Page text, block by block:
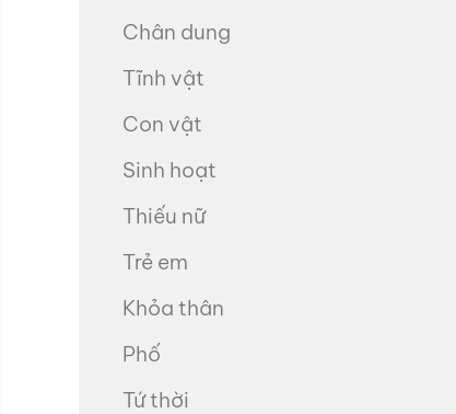
Chân dung
Tĩnh vật
Con vật
Sinh hoạt
Thiếu nữ
Trẻ em
Khỏa thân
Phố
Tứ thời